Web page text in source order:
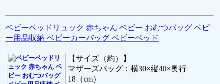
ベビーベッドリュック 赤ちゃん ベビー おむつバッグ ベビ
ー用品収納 ベビーカーバッグ ベビーベッド
【サイズ（約）】
マザーズバッグ：横30×縦40×奥行
18（cm）